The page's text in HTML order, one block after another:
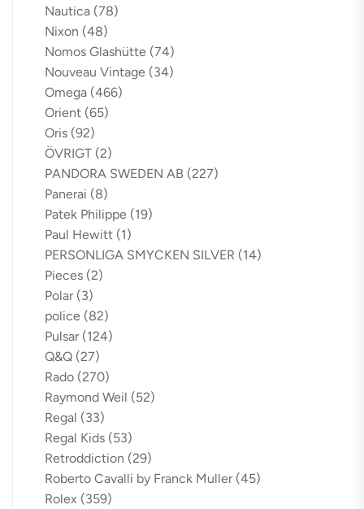
Nautica (78)
Nixon (48)
Nomos Glashütte (74)
Nouveau Vintage (34)
Omega (466)
Orient (65)
Oris (92)
ÖVRIGT (2)
PANDORA SWEDEN AB (227)
Panerai (8)
Patek Philippe (19)
Paul Hewitt (1)
PERSONLIGA SMYCKEN SILVER (14)
Pieces (2)
Polar (3)
police (82)
Pulsar (124)
Q&Q (27)
Rado (270)
Raymond Weil (52)
Regal (33)
Regal Kids (53)
Retroddiction (29)
Roberto Cavalli by Franck Muller (45)
Rolex (359)